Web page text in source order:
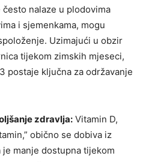
nalaze u plodovima
i sjemenkama, mogu
Uzimajući u obzir
tijekom zimskih mjeseci,
postaje ključna za održavanje
zdravlja: Vitamin D,
obično se dobiva iz
manje dostupna tijekom